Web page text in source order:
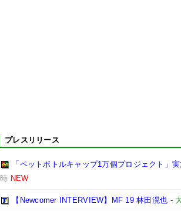
プレスリリース
「ペットボトルキャップ1万個プロジェクト」
時 NEW
【Newcomer INTERVIEW】MF 19 林田滉也 -